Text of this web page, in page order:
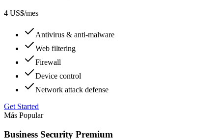
4 US$/mes
Antivirus & anti-malware
Web filtering
Firewall
Device control
Network attack defense
Get Started
Más Popular
Business Security Premium